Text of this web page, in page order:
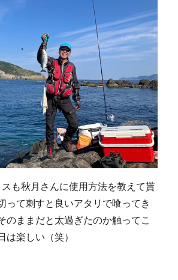
も秋月さんに使用方法を教えて貰
って刺すと良いアタリで喰ってき
のままだと太過ぎたのか触ってこ
は楽しい（笑）